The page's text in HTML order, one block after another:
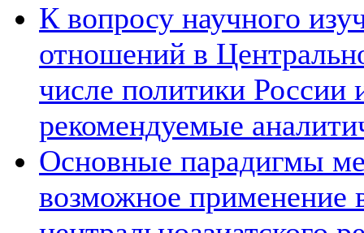
К вопросу научного
отношений в
числе политики России
рекомендуемые
Основные парадигмы
возможное применение